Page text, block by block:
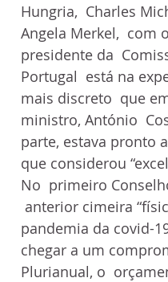
Hungria,  Charles
Angela Merkel,  com
presidente da
Portugal  está na
mais discreto  que
ministro, António
parte, estava pronto
que considerou
No  primeiro
anterior cimeira
pandemia da covid-
chegar a um
Plurianual, o